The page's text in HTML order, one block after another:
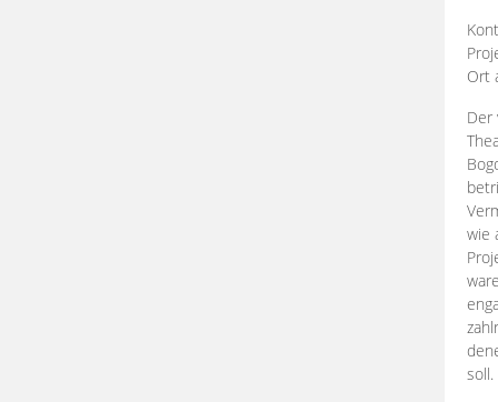
Ort
Der
wie
zahlr
soll.